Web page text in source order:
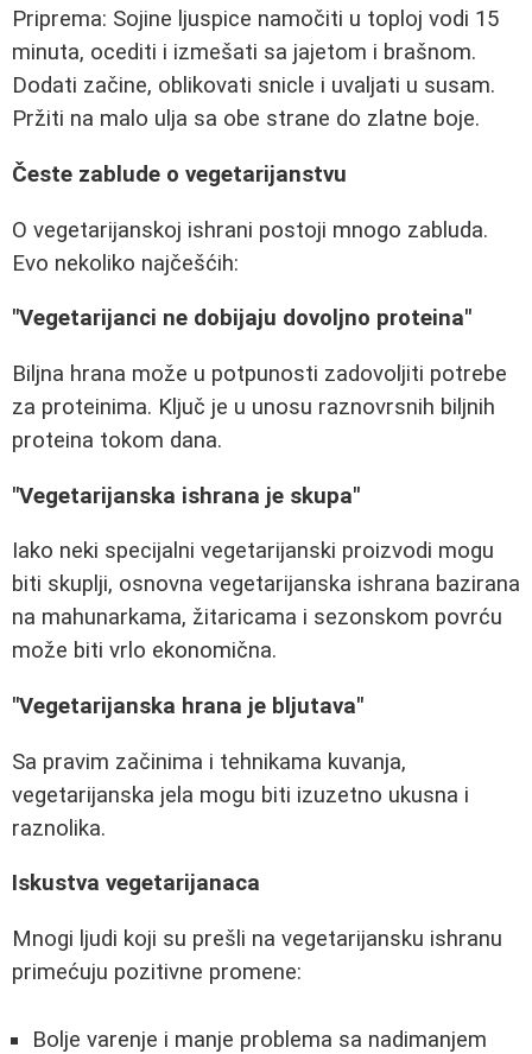
Priprema: Sojine ljuspice namočiti u toploj vodi 15
minuta, ocediti i izmešati sa jajetom i brašnom.
Dodati začine, oblikovati snicle i uvaljati u susam.
Pržiti na malo ulja sa obe strane do zlatne boje.
Česte zablude o vegetarijanstvu
O vegetarijanskoj ishrani postoji mnogo zabluda.
Evo nekoliko najčešćih:
"Vegetarijanci ne dobijaju dovoljno proteina"
Biljna hrana može u potpunosti zadovoljiti potrebe
za proteinima. Ključ je u unosu raznovrsnih biljnih
proteina tokom dana.
"Vegetarijanska ishrana je skupa"
Iako neki specijalni vegetarijanski proizvodi mogu
biti skuplji, osnovna vegetarijanska ishrana bazirana
na mahunarkama, žitaricama i sezonskom povrću
može biti vrlo ekonomična.
"Vegetarijanska hrana je bljutava"
Sa pravim začinima i tehnikama kuvanja,
vegetarijanska jela mogu biti izuzetno ukusna i
raznolika.
Iskustva vegetarijanaca
Mnogi ljudi koji su prešli na vegetarijansku ishranu
primećuju pozitivne promene:
Bolje varenje i manje problema sa nadimanjem